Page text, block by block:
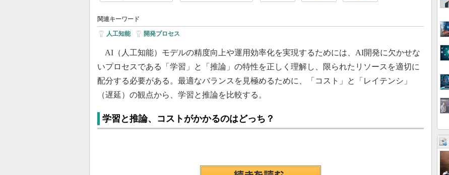
関連キーワード
人工知能| 開発プロセス
AI（人工知能）モデルの精度向上や運用効率化を実現するためには、AI開発に欠かせな
いプロセスである「学習」と「推論」の特性を正しく理解し、限られたリソースを適切に
配分する必要がある。最適なバランスを見極めるために、「コスト」と「レイテンシ」
（遅延）の観点から、学習と推論を比較する。
学習と推論、コストがかかるのはどっち？